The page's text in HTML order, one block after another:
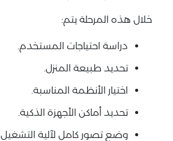
خلال هذه المرحلة يتم:
دراسة احتياجات المستخدم.
تحديد طبيعة المنزل.
اختيار الأنظمة المناسبة.
تحديد أماكن الأجهزة الذكية.
وضع تصور كامل لآلية التشغيل.